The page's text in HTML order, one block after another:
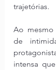
trajetórias.
Ao mesmo
de
intensa